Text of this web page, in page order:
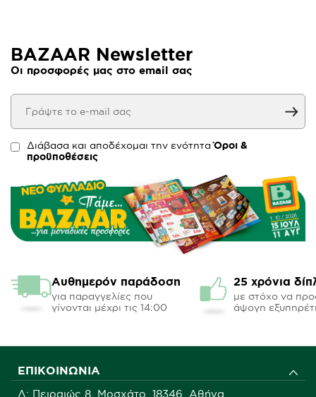
BAZAAR Newsletter
Οι προσφορές μας στο email σας
Διάβασα και αποδέχομαι την ενότηταΌροι &
προϋποθέσεις
Αυθημερόν παράδοση
για παραγγελίες που
γίνονται μέχρι τις 14:00
25 χρόνια
με στόχο να
άψογη
ΕΠΙΚΟΙΝΩΝΊΑ
Δ: Πειραιώς 8, Μοσχάτο, 18346, Αθήνα